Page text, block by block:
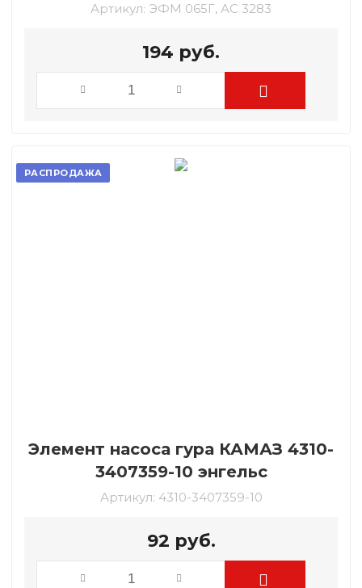
Артикул: ЭФМ 065Г, АС 3283
194 руб.
РАСПРОДАЖА
Элемент насоса гура КАМАЗ 4310-
3407359-10 энгельс
Артикул: 4310-3407359-10
92 руб.